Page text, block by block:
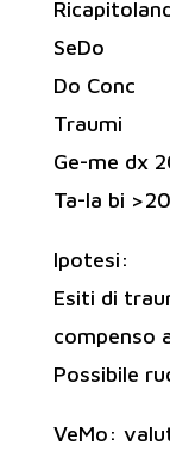
SeDo
Do Conc
Traumi
Ge-me dx
Ta-la bi
Ipotesi:
Esiti di
compenso
Possibile
VeMo: